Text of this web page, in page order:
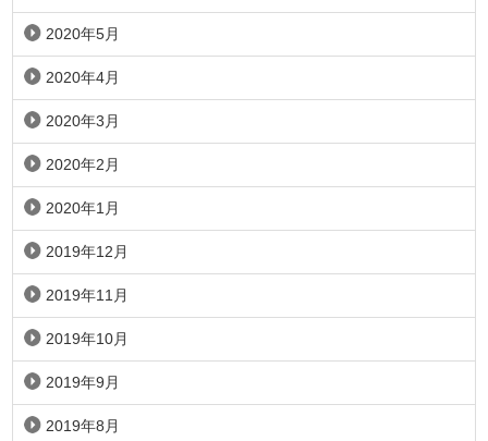
2020年5月
2020年4月
2020年3月
2020年2月
2020年1月
2019年12月
2019年11月
2019年10月
2019年9月
2019年8月